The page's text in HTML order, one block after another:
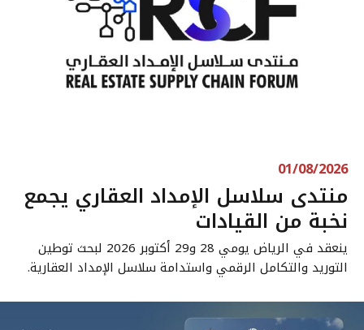
01/08/2026
منتدى سلاسل الإمداد العقاري يجمع
نخبة من القيادات
ينعقد في الرياض يومي 28 و29 أكتوبر 2026 لبحث توطين
التوريد والتكامل الرقمي واستدامة سلاسل الإمداد العقارية.